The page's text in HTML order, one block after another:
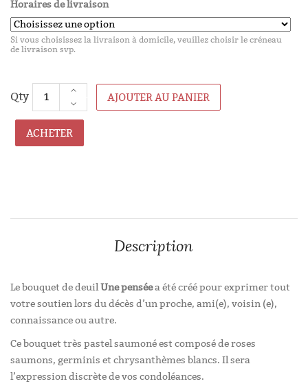
Horaires de livraison
Si vous choisissez la livraison à domicile, veuillez choisir le créneau
de livraison svp.
AJOUTER AU PANIER
ACHETER
Description
Le bouquet de deuilUne penséea été créé pour exprimer tout
votre soutien lors du décès d’un proche, ami(e), voisin (e),
connaissance ou autre.
Ce bouquet très pastel saumoné est composé de roses
saumons, germinis et chrysanthèmes blancs. Il sera
l’expression discrète de vos condoléances.